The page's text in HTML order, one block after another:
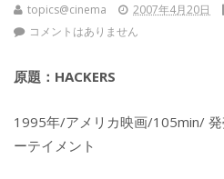
topics@cinema 2007年4月20日
コメントはありません
原題：HACKERS
1995年/アメリカ映画/105min/ 発
ーテイメント